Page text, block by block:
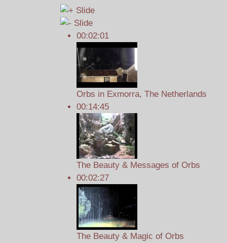
00:02:01
Orbs in Exmorra, The Netherlands
00:14:45
The Beauty & Messages of Orbs
00:02:27
The Beauty & Magic of Orbs